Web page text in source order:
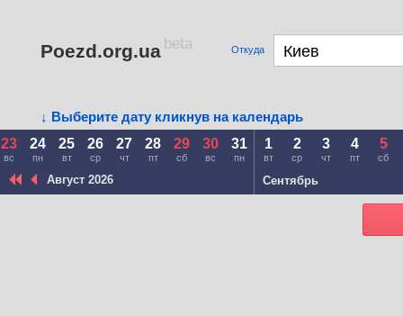
Poezd.org.ua beta Откуда
↓ Выберите дату кликнув на календарь
23
вс
24
пн
25
вт
26
ср
27
чт
28
пт
29
сб
30
вс
31
пн
Сентябрь
1
вт
2
ср
3
чт
4
пт
5
сб
Август 2026